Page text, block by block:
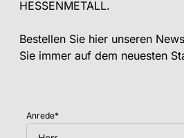
HESSENMETALL.
Bestellen Sie hier unseren
Sie immer auf dem neuesten
Anrede*